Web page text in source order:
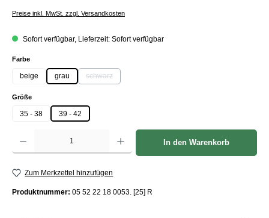
Preise inkl. MwSt. zzgl. Versandkosten
Sofort verfügbar, Lieferzeit: Sofort verfügbar
Farbeauswählen
beige grau schwarz
(Diese Option ist zurzeit nicht verfügbar.)
Größeauswählen
35 - 38 39 - 42
Produkt Anzahl: Gib den gewünschten Wert ein oder benutze die Schaltflächen um die
In den Warenkorb
Zum Merkzettel hinzufügen
Produktnummer: 05 52 22 18 0053. [25] R